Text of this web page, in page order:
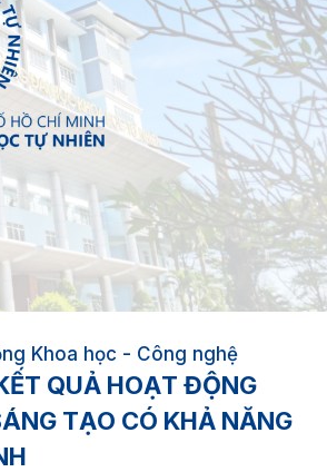
Khoa học - Công nghệ
QUẢ HOẠT ĐỘNG
TẠO CÓ KHẢ NĂNG